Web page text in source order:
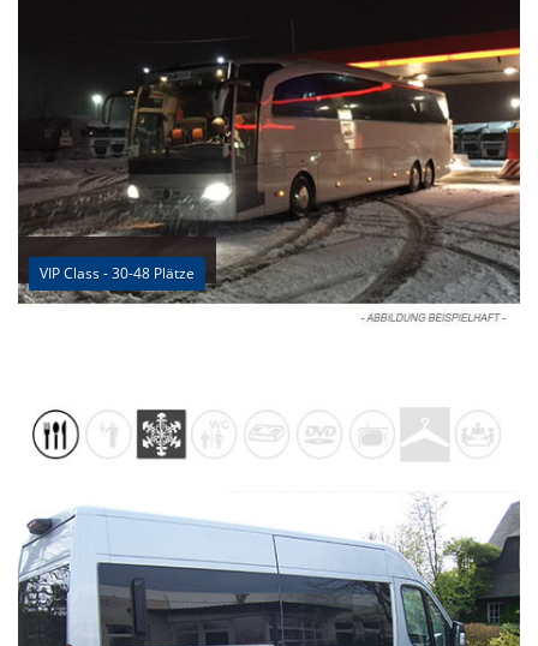
VIP Class - 30-48 Plätze